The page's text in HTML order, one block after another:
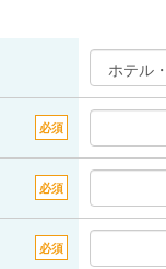
必須
必須
必須